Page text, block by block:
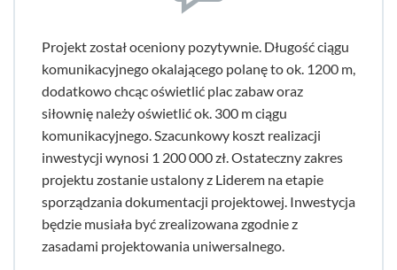
Projekt został oceniony pozytywnie. Długość ciągu
komunikacyjnego okalającego polanę to ok. 1200 m,
dodatkowo chcąc oświetlić plac zabaw oraz
siłownię należy oświetlić ok. 300 m ciągu
komunikacyjnego. Szacunkowy koszt realizacji
inwestycji wynosi 1 200 000 zł. Ostateczny zakres
projektu zostanie ustalony z Liderem na etapie
sporządzania dokumentacji projektowej. Inwestycja
będzie musiała być zrealizowana zgodnie z
zasadami projektowania uniwersalnego.